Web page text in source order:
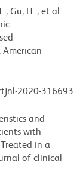
, Gu, H. , et al.
2020-316693
and
with
in a
of clinical